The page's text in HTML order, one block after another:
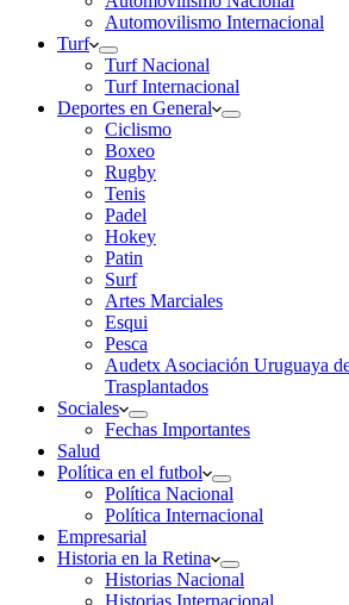
Automovilismo Internacional
Turf
Turf Nacional
Turf Internacional
Deportes en General
Ciclismo
Boxeo
Rugby
Tenis
Padel
Hokey
Patin
Surf
Artes Marciales
Esqui
Pesca
Audetx Asociación Uruguaya
Trasplantados
Sociales
Fechas Importantes
Salud
Política en el futbol
Política Nacional
Política Internacional
Empresarial
Historia en la Retina
Historias Nacional
Historias Internacional